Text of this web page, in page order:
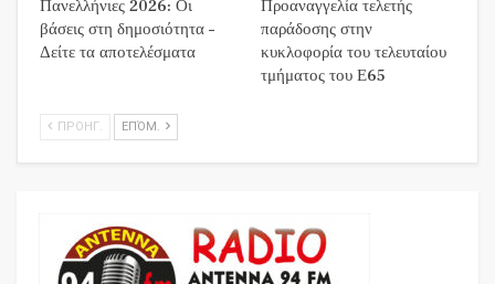
Πανελλήνιες 2026: Οι
βάσεις στη δημοσιότητα –
Δείτε τα αποτελέσματα
Προαναγγελία τελετής
παράδοσης στην
κυκλοφορία του τελευταίου
τμήματος του Ε65
ΠΡΟΗΓ. ΕΠΌΜ.